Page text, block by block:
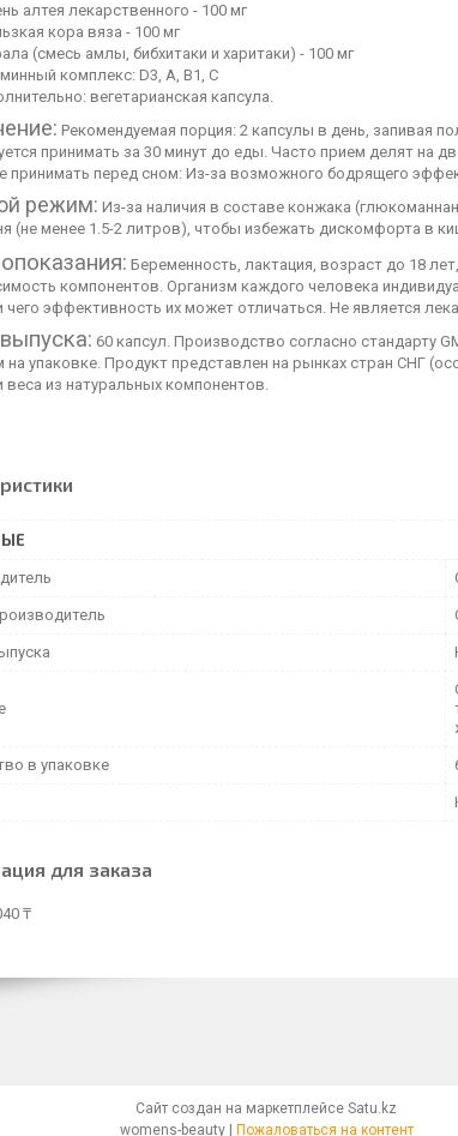
алтея лекарственного - 100 мг
кора вяза - 100 мг
(смесь амлы, бибхитаки и харитаки) - 100 мг
комплекс: D3, A, B1, C
вегетарианская капсула.
Рекомендуемая порция: 2 капсулы в день, запивая
принимать за 30 минут до еды. Часто прием делят на
принимать перед сном: Из-за возможного бодрящего
режим: Из-за наличия в составе конжака
(не менее 1.5-2 литров), чтобы избежать дискомфорта в
Беременность, лактация, возраст до 18
компонентов. Организм каждого человека
чего эффективность их может отличаться. Не является
60 капсул. Производство согласно стандарту
на упаковке. Продукт представлен на рынках стран СНГ
веса из натуральных компонентов.
в упаковке
для заказа
₸
Сайт создан на маркетплейсе Satu.kz
Пожаловаться на контент